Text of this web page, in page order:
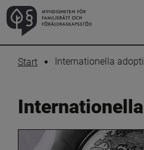
Start Internationella